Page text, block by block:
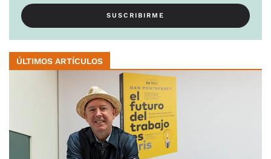
ÚLTIMOS ARTÍCULOS